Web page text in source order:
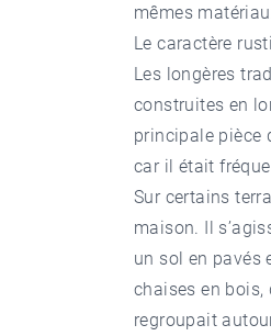
mêmes
Le caractère
Les longères
construites en
principale pièce
car il était
Sur certains
maison. Il
un sol en pavés
chaises en bois,
regroupait